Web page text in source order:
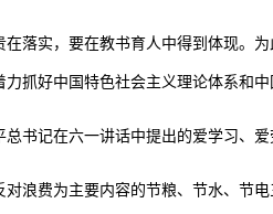
实，要在教书育人中得到体现。为
力抓好中国特色社会主义理论体系和
记在六一讲话中提出的爱学习、爱
浪费为主要内容的节粮、节水、节电